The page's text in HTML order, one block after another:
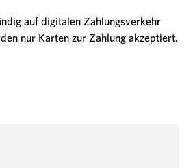
auf digitalen Zahlungsverkehr
nur Karten zur Zahlung akzeptiert.